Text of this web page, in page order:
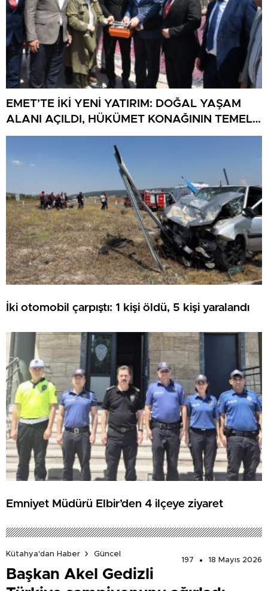
EMET’TE İKİ YENİ YATIRIM: DOĞAL YAŞAM
ALANI AÇILDI, HÜKÜMET KONAĞININ TEMELİ
ATILDI
İki otomobil çarpıştı: 1 kişi öldü, 5 kişi yaralandı
Emniyet Müdürü Elbir’den 4 ilçeye ziyaret
Kütahya'dan Haber
Güncel
197
18 Mayıs 2026
Başkan Akel Gedizli